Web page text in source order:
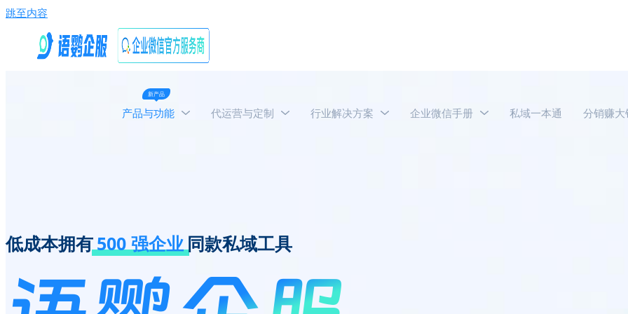
跳至内容
新产品
产品与功能 代运营与定制 行业解决方案 企业微信手册 私域一本通 分销赚大
低成本拥有500 强企业 同款私域工具